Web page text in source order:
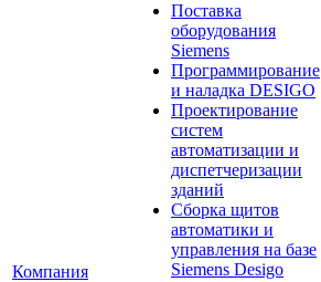
Компания
Поставка
оборудования
Siemens
Программирование
и наладка DESIGO
Проектирование
систем
автоматизации и
диспетчеризации
зданий
Сборка щитов
автоматики и
управления на базе
Siemens Desigo